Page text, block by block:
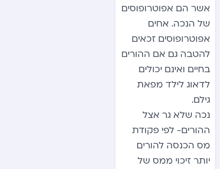
אשר הם אפוטרופוסים
של הנכה. אחים
אפוטרופוסים זכאים
להטבה גם אם ההורים
בחיים ואינם יכולים
לדאוג לילד מפאת
גילם.
נכה שלא גר אצל
ההורים- לפי פקודת
מס הכנסה להורים
יותר זיכוי ממס של